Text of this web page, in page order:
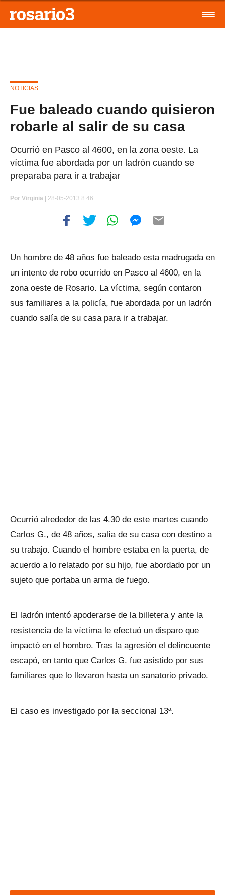
NOTICIAS
Fue baleado cuando quisieron
robarle al salir de su casa
Ocurrió en Pasco al 4600, en la zona oeste. La
víctima fue abordada por un ladrón cuando se
preparaba para ir a trabajar
Por Virginia | 28-05-2013 8:46
Un hombre de 48 años fue baleado esta madrugada en
un intento de robo ocurrido en Pasco al 4600, en la
zona oeste de Rosario. La víctima, según contaron
sus familiares a la policía, fue abordada por un ladrón
cuando salía de su casa para ir a trabajar.
Ocurrió alrededor de las 4.30 de este martes cuando
Carlos G., de 48 años, salía de su casa con destino a
su trabajo. Cuando el hombre estaba en la puerta, de
acuerdo a lo relatado por su hijo, fue abordado por un
sujeto que portaba un arma de fuego.
El ladrón intentó apoderarse de la billetera y ante la
resistencia de la víctima le efectuó un disparo que
impactó en el hombro. Tras la agresión el delincuente
escapó, en tanto que Carlos G. fue asistido por sus
familiares que lo llevaron hasta un sanatorio privado.
El caso es investigado por la seccional 13ª.